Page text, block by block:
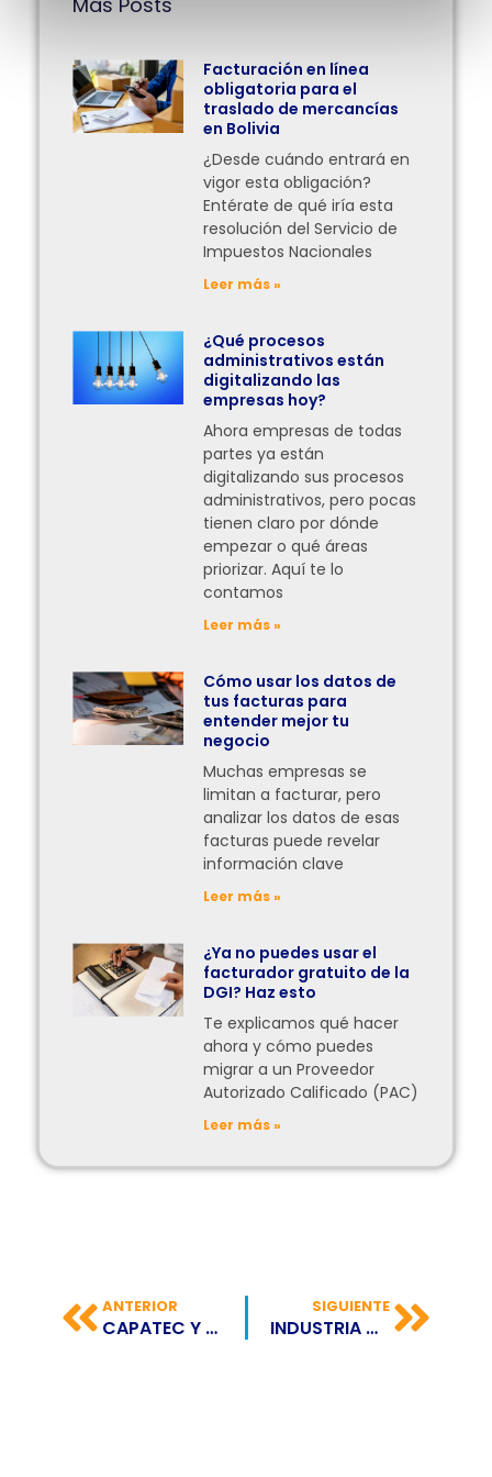
Facturación en línea
obligatoria para el
traslado de mercancías
en Bolivia
¿Desde cuándo entrará en
vigor esta obligación?
Entérate de qué iría esta
resolución del Servicio de
Impuestos Nacionales
Leer más »
¿Qué procesos
administrativos están
digitalizando las
empresas hoy?
Ahora empresas de todas
partes ya están
digitalizando sus procesos
administrativos, pero pocas
tienen claro por dónde
empezar o qué áreas
priorizar. Aquí te lo
contamos
Leer más »
Cómo usar los datos de
tus facturas para
entender mejor tu
negocio
Muchas empresas se
limitan a facturar, pero
analizar los datos de esas
facturas puede revelar
información clave
Leer más »
¿Ya no puedes usar el
facturador gratuito de la
DGI? Haz esto
Te explicamos qué hacer
ahora y cómo puedes
migrar a un Proveedor
Autorizado Calificado (PAC)
Leer más »
ANTERIOR
CAPATEC Y GURUSOFT, JUNTOS POR LA FACTURACIÓN ELECTRÓNICA EN PANAMÁ
SIGUIENTE
INDUSTRIA COLOMBIANA DEL SOFTWARE: UN RUBRO EN FRANCO CRECIMIENTO